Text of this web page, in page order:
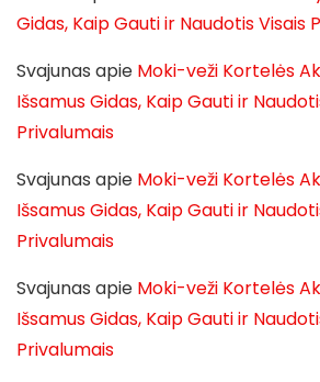
Gidas, Kaip Gauti ir Naudotis Visais
Svajunas apie Moki-veži Kortelės
Išsamus Gidas, Kaip Gauti ir
Privalumais
Svajunas apie Moki-veži Kortelės
Išsamus Gidas, Kaip Gauti ir
Privalumais
Svajunas apie Moki-veži Kortelės
Išsamus Gidas, Kaip Gauti ir
Privalumais